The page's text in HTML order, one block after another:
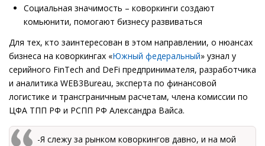
Социальная значимость – коворкинги создают
комьюнити, помогают бизнесу развиваться
Для тех, кто заинтересован в этом направлении, о нюансах
бизнеса на коворкингах «Южный федеральный» узнал у
серийного FinTech and DeFi предпринимателя, разработчика
и аналитика WEB3Bureau, эксперта по финансовой
логистике и трансграничным расчетам, члена комиссии по
ЦФА ТПП РФ и РСПП РФ Александра Вайса.
-Я слежу за рынком коворкингов давно, и на мой